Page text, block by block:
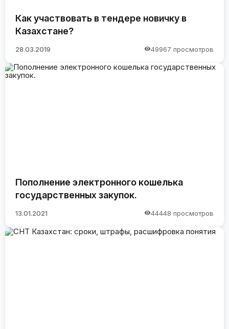
Как участвовать в тендере новичку в
Казахстане?
28.03.2019 49967 просмотров
Пополнение электронного кошелька
государственных закупок.
13.01.2021 44448 просмотров